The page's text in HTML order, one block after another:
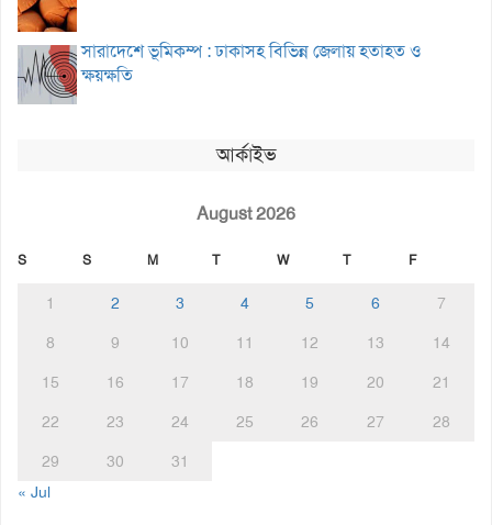
সারাদেশে ভূমিকম্প : ঢাকাসহ বিভিন্ন জেলায় হতাহত ও
ক্ষয়ক্ষতি
আর্কাইভ
August 2026
S S M T W T F
1 2 3 4 5 6
7
8
9 10 11 12 13
14
15
16 17 18 19 20
21
22
23 24 25 26 27
28
29
30
31
« Jul